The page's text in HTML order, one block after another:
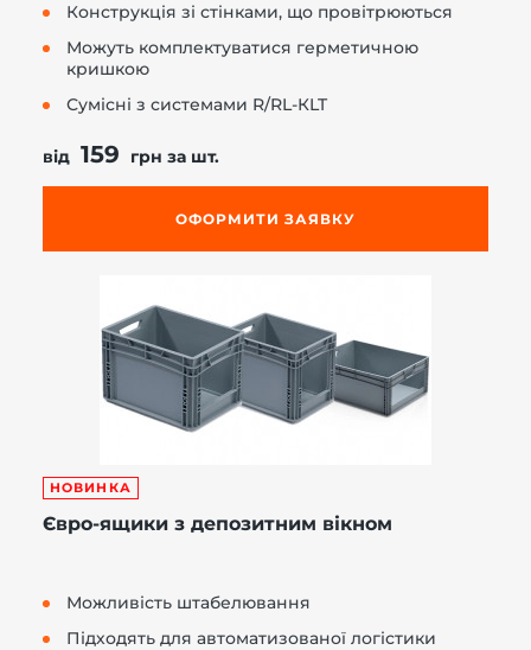
Конструкція зі стінками, що провітрюються
Можуть комплектуватися герметичною
кришкою
Сумісні з системами R/RL-КLT
від 159 грн за шт.
ОФОРМИТИ ЗАЯВКУ
НОВИНКА
Євро-ящики з депозитним вікном
Можливість штабелювання
Підходять для автоматизованої логістики